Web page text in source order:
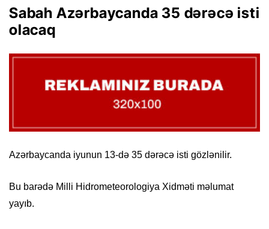
Sabah Azərbaycanda 35 dərəcə isti
olacaq
Azərbaycanda iyunun 13-də 35 dərəcə isti gözlənilir.
Bu barədə Milli Hidrometeorologiya Xidməti məlumat
yayıb.